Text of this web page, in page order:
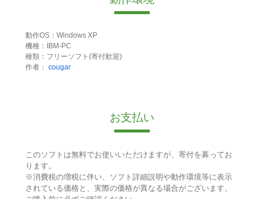
動作OS：Windows XP
機種：IBM-PC
種類：フリーソフト(寄付歓迎)
作者： cougar
お支払い
このソフトは無料でお使いいただけますが、寄付を募ってお
ります。
※消費税の増税に伴い、ソフト詳細説明や動作環境等に表示
されている価格と、実際の価格が異なる場合がございます。